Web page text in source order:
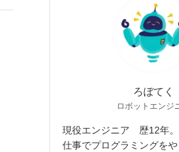
ろぼてく
ロボットエンジ
現役エンジニア 歴12年。
仕事でプログラミングをや